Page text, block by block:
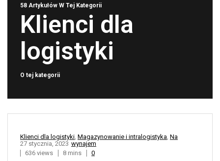
58 Artykułów W Tej Kategorii
Klienci dla
logistyki
O tej kategorii
Klienci dla logistyki, Magazynowanie i intralogistyka, Na
wynajem
27 stycznia, 2023
636 views
8 mins 0